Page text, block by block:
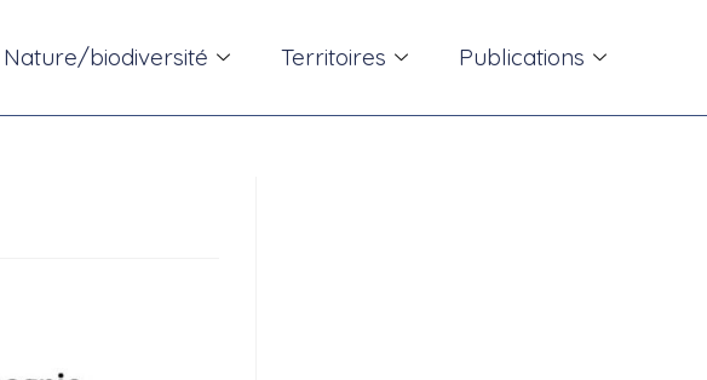
Nature/biodiversité Territoires Publications